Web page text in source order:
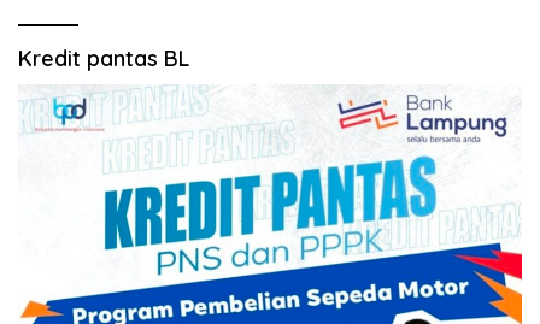
Kredit pantas BL